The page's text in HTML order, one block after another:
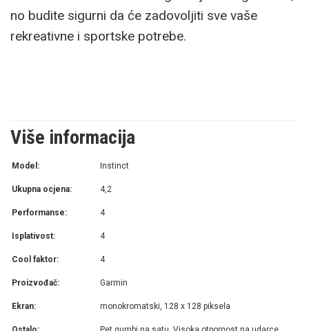
no budite sigurni da će zadovoljiti sve vaše
rekreativne i sportske potrebe.
Više informacija
Model: Instinct
Ukupna ocjena: 4,2
Performanse: 4
Isplativost: 4
Cool faktor: 4
Proizvođač: Garmin
Ekran: monokromatski, 128 x 128 piksela